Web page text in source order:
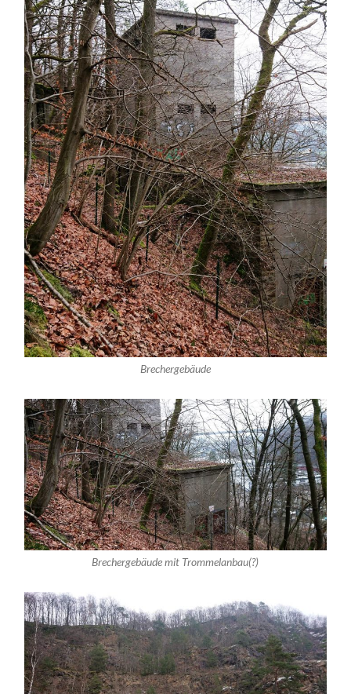
Brechergebäude
Brechergebäude mit Trommelanbau(?)